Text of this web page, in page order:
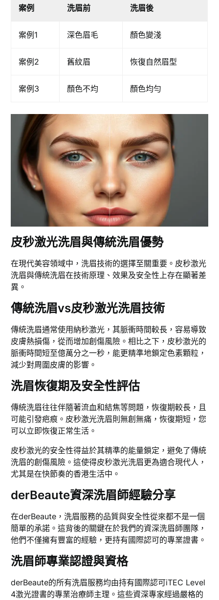
案例 洗眉前 洗眉後
案例1 深色眉毛 顏色變淺
案例2 舊紋眉 恢復自然眉型
案例3 顏色不均 顏色均勻
皮秒激光洗眉與傳統洗眉優勢
在現代美容領域中，洗眉技術的選擇至關重要。皮秒激光
洗眉與傳統洗眉在技術原理、效果及安全性上存在顯著差
異。
傳統洗眉vs皮秒激光洗眉技術
傳統洗眉通常使用納秒激光，其脈衝時間較長，容易導致
皮膚熱損傷，從而增加創傷風險。相比之下，皮秒激光的
脈衝時間短至億萬分之一秒，能更精準地鎖定色素顆粒，
減少對周圍皮膚的影響。
洗眉恢復期及安全性評估
傳統洗眉往往伴隨著流血和結焦等問題，恢復期較長，且
可能引發疤痕。皮秒激光洗眉則無創無痛，恢復期短，您
可以立即恢復正常生活。
皮秒激光的安全性得益於其精準的能量鎖定，避免了傳統
洗眉的創傷風險。這使得皮秒激光洗眉更為適合現代人，
尤其是在快節奏的香港生活中。
derBeaute資深洗眉師經驗分享
在derBeaute，洗眉服務的品質與安全性從來都不是一個
簡單的承諾。這背後的關鍵在於我們的資深洗眉師團隊，
他們不僅擁有豐富的經驗，更持有國際認可的專業證書。
洗眉師專業認證與資格
derBeaute的所有洗眉服務均由持有國際認可iTEC Level
4激光證書的專業治療師主理。這些資深專家經過嚴格的